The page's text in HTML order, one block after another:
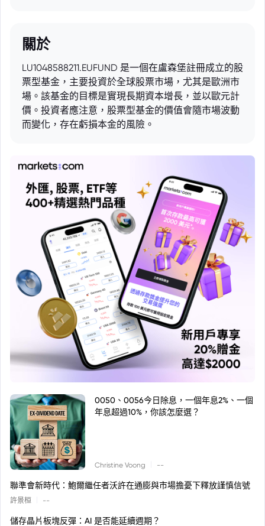
關於
LU1048588211.EUFUND 是一個在盧森堡註冊成立的股
票型基金，主要投資於全球股票市場，尤其是歐洲市
場。該基金的目標是實現長期資本增長，並以歐元計
價。投資者應注意，股票型基金的價值會隨市場波動
而變化，存在虧損本金的風險。
0050、0056今日除息，一個年息2%、一個
年息超過10%，你該怎麼選？
Christine Voong --
聯準會新時代：鮑爾繼任者沃許在通膨與市場擔憂下釋放謹慎信號
許景桓 --
儲存晶片板塊反彈：AI 是否能延續週期？